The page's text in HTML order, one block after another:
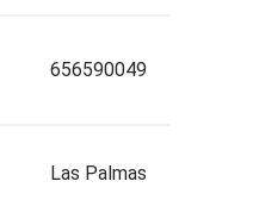
656590049
Las Palmas